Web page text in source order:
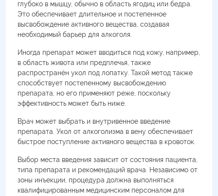
глубоко в мышцу, обычно в область ягодиц или бедра.
Это обеспечивает длительное и постепенное
высвобождение активного вещества, создавая
необходимый барьер для алкоголя.
Иногда препарат может вводиться под кожу, например,
в область живота или предплечья, также
распространён укол под лопатку. Такой метод также
способствует постепенному высвобождению
препарата, но его применяют реже, поскольку
эффективность может быть ниже.
Врач может выбрать и внутривенное введение
препарата. Укол от алкоголизма в вену обеспечивает
быстрое поступление активного вещества в кровоток.
Выбор места введения зависит от состояния пациента,
типа препарата и рекомендаций врача. Независимо от
зоны инъекции, процедура должна выполняться
квалифицированным медицинским персоналом для